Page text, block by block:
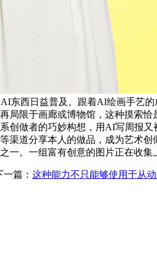
东西日益普及。跟着AI绘画手艺
局限于画廊或博物馆，这种摸索
创做者的巧妙构想，用AI写周报
渠道分享本人的做品，成为艺术
一。一组富有创意的图片正在收
一篇： 这种能力不只能够使用于从